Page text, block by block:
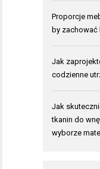
Proporcje
by zachować
Jak
codzienne
Jak
tkanin do
wyborze